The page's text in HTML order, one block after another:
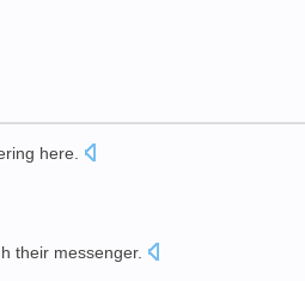
here.
their messenger.